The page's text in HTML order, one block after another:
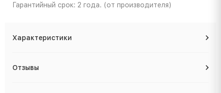
Гарантийный срок: 2 года. (от производителя)
Характеристики
Отзывы